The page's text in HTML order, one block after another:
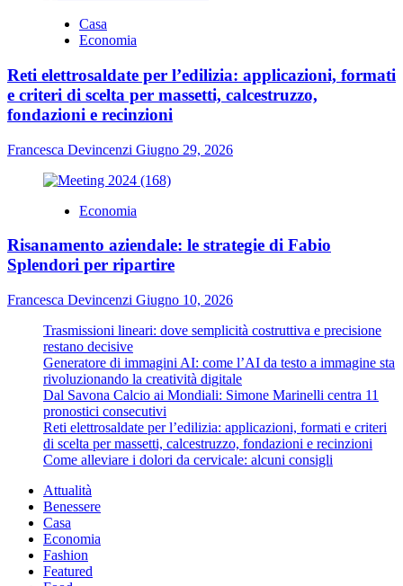
Casa
Economia
Reti elettrosaldate per l’edilizia: applicazioni, formati
e criteri di scelta per massetti, calcestruzzo,
fondazioni e recinzioni
Francesca Devincenzi Giugno 29, 2026
Economia
Risanamento aziendale: le strategie di Fabio
Splendori per ripartire
Francesca Devincenzi Giugno 10, 2026
Trasmissioni lineari: dove semplicità costruttiva e precisione
restano decisive
Generatore di immagini AI: come l’AI da testo a immagine sta
rivoluzionando la creatività digitale
Dal Savona Calcio ai Mondiali: Simone Marinelli centra 11
pronostici consecutivi
Reti elettrosaldate per l’edilizia: applicazioni, formati e criteri
di scelta per massetti, calcestruzzo, fondazioni e recinzioni
Come alleviare i dolori da cervicale: alcuni consigli
Attualità
Benessere
Casa
Economia
Fashion
Featured